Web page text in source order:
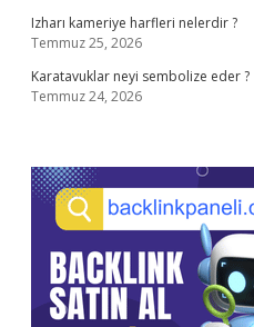
Izharı kameriye harfleri nelerdir ?
Temmuz 25, 2026
Karatavuklar neyi sembolize eder ?
Temmuz 24, 2026